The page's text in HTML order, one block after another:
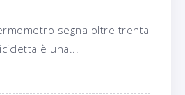
segna oltre trenta
è una...